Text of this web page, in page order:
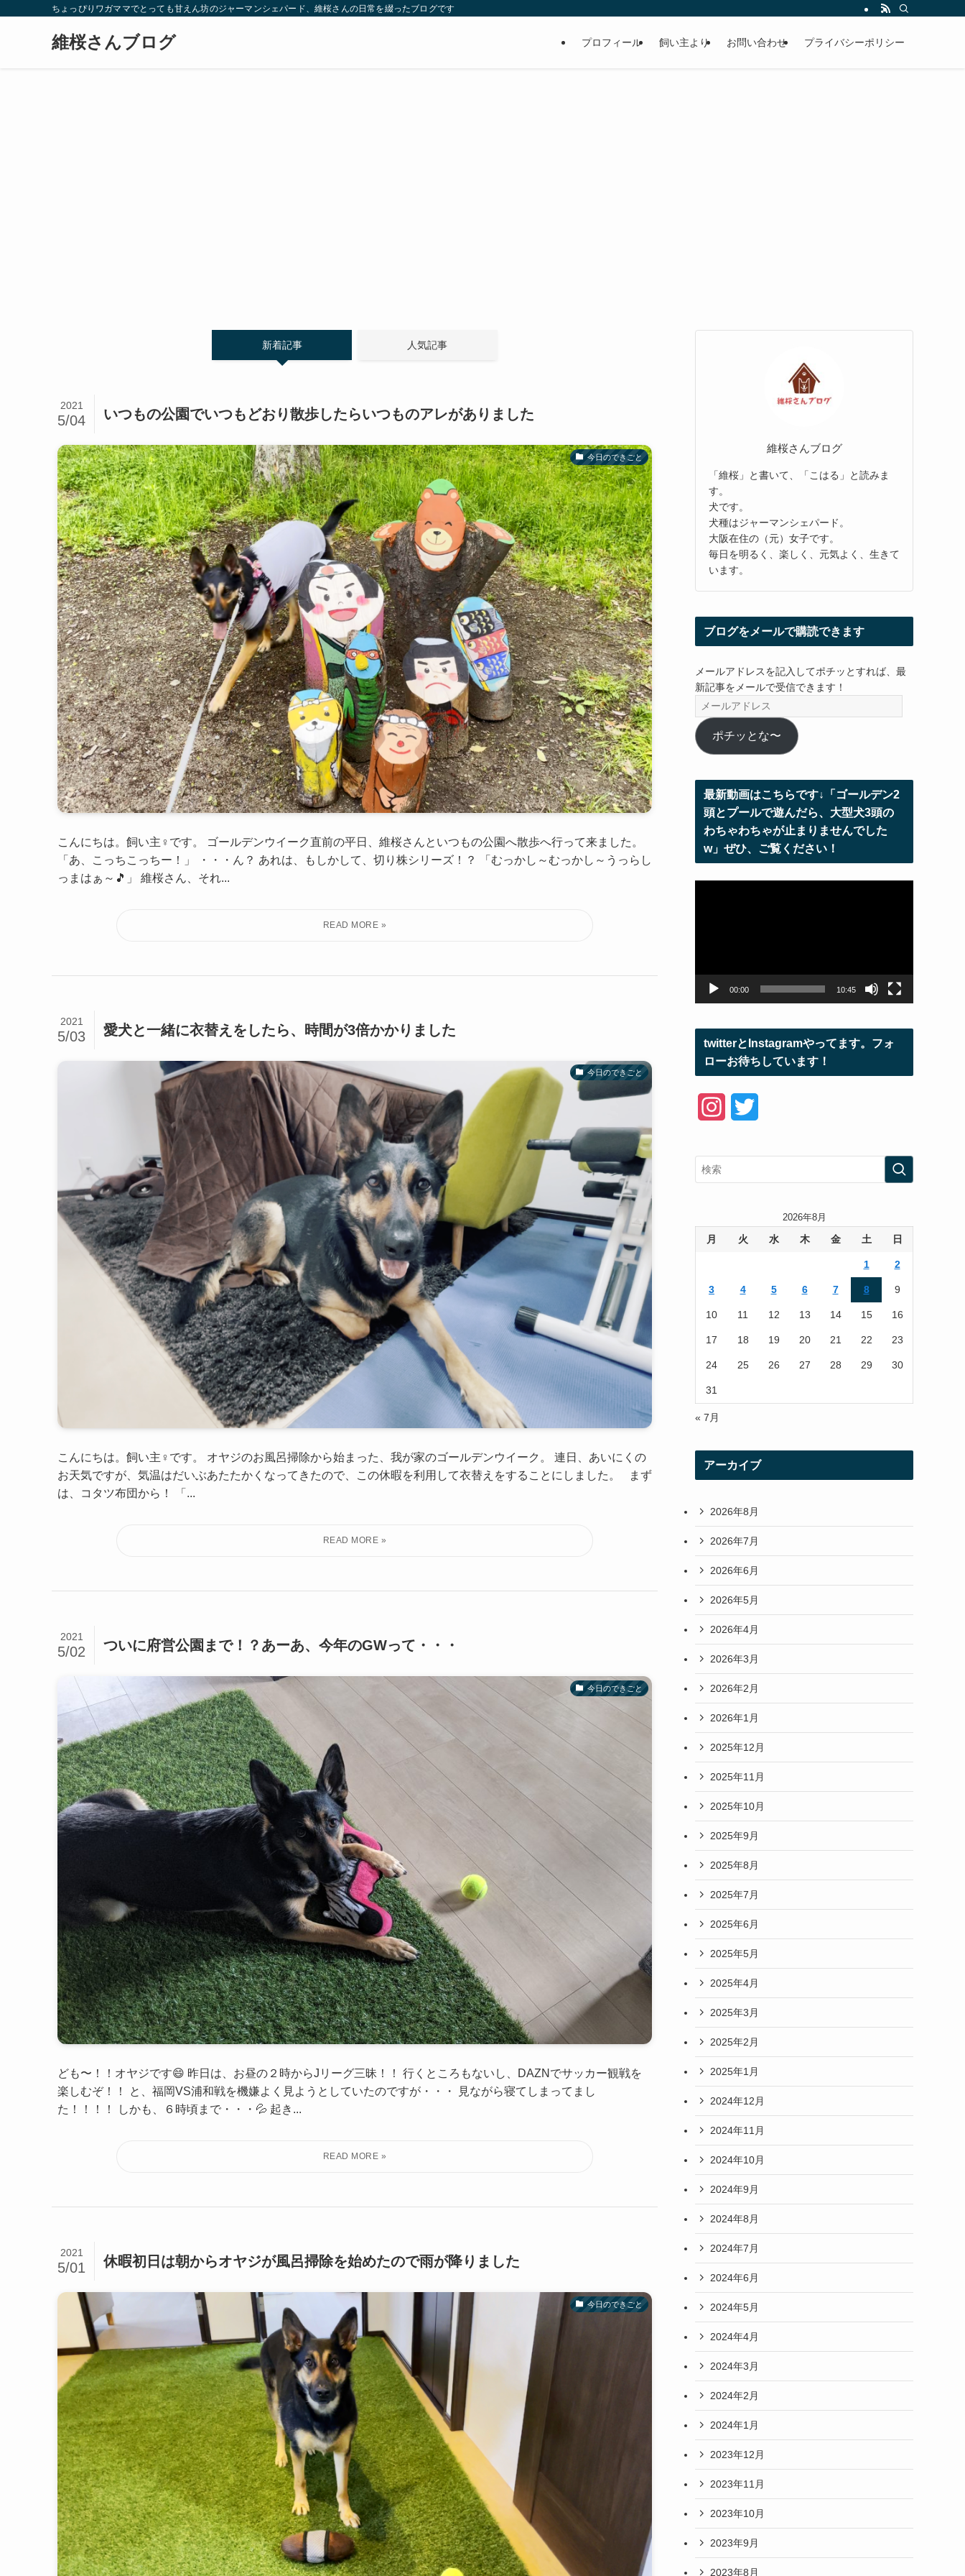
ちょっぴりワガママでとっても甘えん坊のジャーマンシェパード、維桜さんの日常を綴ったブログです
維桜さんブログ プロフィール 飼い主より お問い合わせ プライバシーポリシー
新着記事 人気記事
いつもの公園でいつもどおり散歩したらいつものアレがありました
2021
5/04
今日のできごと
こんにちは。飼い主♀です。 ゴールデンウイーク直前の平日、維桜さんといつもの公園へ散歩へ行って来ました。
「あ、こっちこっちー！」 ・・・ん？ あれは、もしかして、切り株シリーズ！？ 「むっかし～むっかし～うっらし
っまはぁ～🎵」 維桜さん、それ...
愛犬と一緒に衣替えをしたら、時間が3倍かかりました
2021
5/03
今日のできごと
こんにちは。飼い主♀です。 オヤジのお風呂掃除から始まった、我が家のゴールデンウイーク。 連日、あいにくの
お天気ですが、気温はだいぶあたたかくなってきたので、この休暇を利用して衣替えをすることにしました。 まず
は、コタツ布団から！ 「...
ついに府営公園まで！？あーあ、今年のGWって・・・
2021
5/02
今日のできごと
ども〜！！オヤジです😄 昨日は、お昼の２時からJリーグ三昧！！ 行くところもないし、DAZNでサッカー観戦を
楽しむぞ！！ と、福岡VS浦和戦を機嫌よく見ようとしていたのですが・・・ 見ながら寝てしまってまし
た！！！！ しかも、６時頃まで・・・💦 起き...
休暇初日は朝からオヤジが風呂掃除を始めたので雨が降りました
2021
5/01
今日のできごと
維桜さんブログ
「維桜」と書いて、「こはる」と読みま
す。
犬です。
犬種はジャーマンシェパード。
大阪在住の（元）女子です。
毎日を明るく、楽しく、元気よく、生きて
います。
ブログをメールで購読できます
メールアドレスを記入してポチッとすれば、最
新記事をメールで受信できます！
ー
ル
ア
レ
ス
ポチッとな〜
最新動画はこちらです↓「ゴールデン2
頭とプールで遊んだら、大型犬3頭の
わちゃわちゃが止まりませんでした
w」ぜひ、ご覧ください！
00:00 10:45
twitterとInstagramやってます。フォ
ローお待ちしています！
2026年8月
月 火 水 木 金 土 日
1 2
3 4 5 6 7 8 9
10 11 12 13 14 15 16
17 18 19 20 21 22 23
24 25 26 27 28 29 30
31
« 7月
アーカイブ
2026年8月
2026年7月
2026年6月
2026年5月
2026年4月
2026年3月
2026年2月
2026年1月
2025年12月
2025年11月
2025年10月
2025年9月
2025年8月
2025年7月
2025年6月
2025年5月
2025年4月
2025年3月
2025年2月
2025年1月
2024年12月
2024年11月
2024年10月
2024年9月
2024年8月
2024年7月
2024年6月
2024年5月
2024年4月
2024年3月
2024年2月
2024年1月
2023年12月
2023年11月
2023年10月
2023年9月
2023年8月